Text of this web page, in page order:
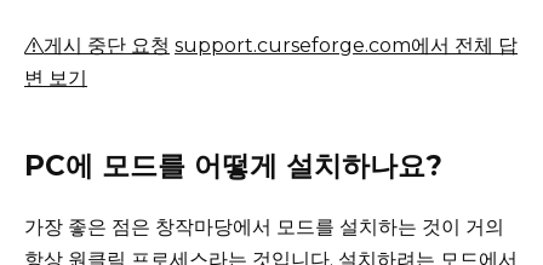
게시 중단 요청 support.curseforge.com에서 전체 답
변 보기
PC에 모드를 어떻게 설치하나요?
가장 좋은 점은 창작마당에서 모드를 설치하는 것이 거의
항상 원클릭 프로세스라는 것입니다. 설치하려는 모드에서